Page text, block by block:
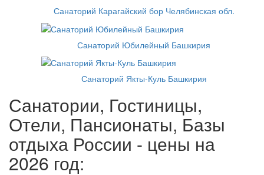
Санаторий Карагайский бор Челябинская обл.
Санаторий Юбилейный Башкирия
Санаторий Якты-Куль Башкирия
Санатории, Гостиницы,
Отели, Пансионаты, Базы
отдыха России - цены на
2026 год: